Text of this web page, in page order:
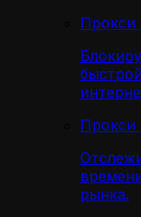
Прокси
Прокси
рынка.